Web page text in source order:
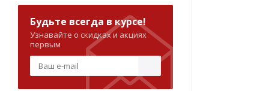
Будьте всегда в курсе!
Узнавайте о скидках и акциях
первым